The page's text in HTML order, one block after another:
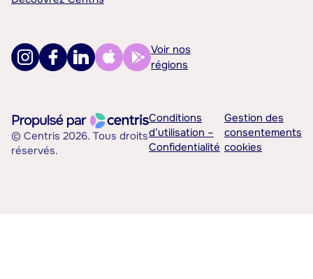
Voir nos
régions
© Centris 2026. Tous droits
réservés.
Conditions
d’utilisation –
Confidentialité
Gestion des
consentements
cookies